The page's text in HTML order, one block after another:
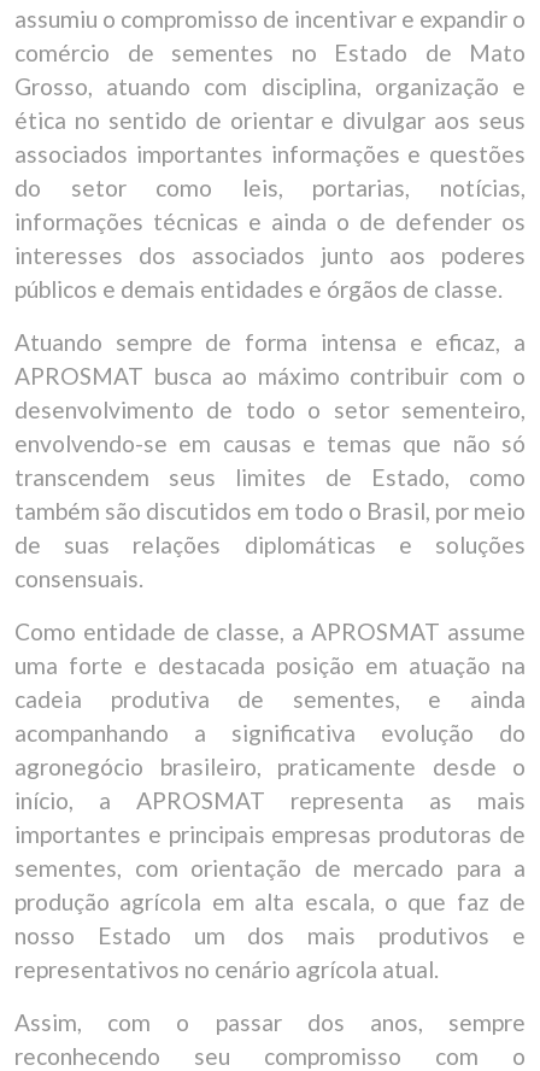
assumiu o compromisso de incentivar e expandir o
comércio de sementes no Estado de Mato
Grosso, atuando com disciplina, organização e
ética no sentido de orientar e divulgar aos seus
associados importantes informações e questões
do setor como leis, portarias, notícias,
informações técnicas e ainda o de defender os
interesses dos associados junto aos poderes
públicos e demais entidades e órgãos de classe.
Atuando sempre de forma intensa e eficaz, a
APROSMAT busca ao máximo contribuir com o
desenvolvimento de todo o setor sementeiro,
envolvendo-se em causas e temas que não só
transcendem seus limites de Estado, como
também são discutidos em todo o Brasil, por meio
de suas relações diplomáticas e soluções
consensuais.
Como entidade de classe, a APROSMAT assume
uma forte e destacada posição em atuação na
cadeia produtiva de sementes, e ainda
acompanhando a significativa evolução do
agronegócio brasileiro, praticamente desde o
início, a APROSMAT representa as mais
importantes e principais empresas produtoras de
sementes, com orientação de mercado para a
produção agrícola em alta escala, o que faz de
nosso Estado um dos mais produtivos e
representativos no cenário agrícola atual.
Assim, com o passar dos anos, sempre
reconhecendo seu compromisso com o